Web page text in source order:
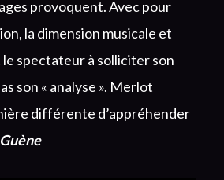
provoquent. Avec pour
la dimension musicale et
spectateur à solliciter son
son « analyse ». Merlot
différente d’appréhender